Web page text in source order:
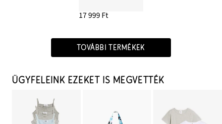
17 999 Ft
TOVÁBBI TERMÉKEK
ÜGYFELEINK EZEKET IS MEGVETTÉK